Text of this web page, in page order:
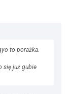
to porażka.
się już gubie